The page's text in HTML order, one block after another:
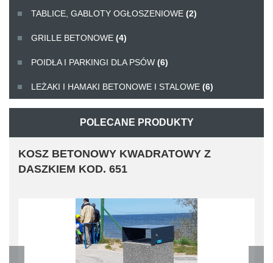
TABLICE, GABLOTY OGŁOSZENIOWE (2)
GRILLE BETONOWE (4)
POIDŁA I PARKINGI DLA PSÓW (6)
LEŻAKI I HAMAKI BETONOWE I STALOWE (6)
POLECANE PRODUKTY
KOSZ BETONOWY KWADRATOWY Z
DASZKIEM KOD. 651